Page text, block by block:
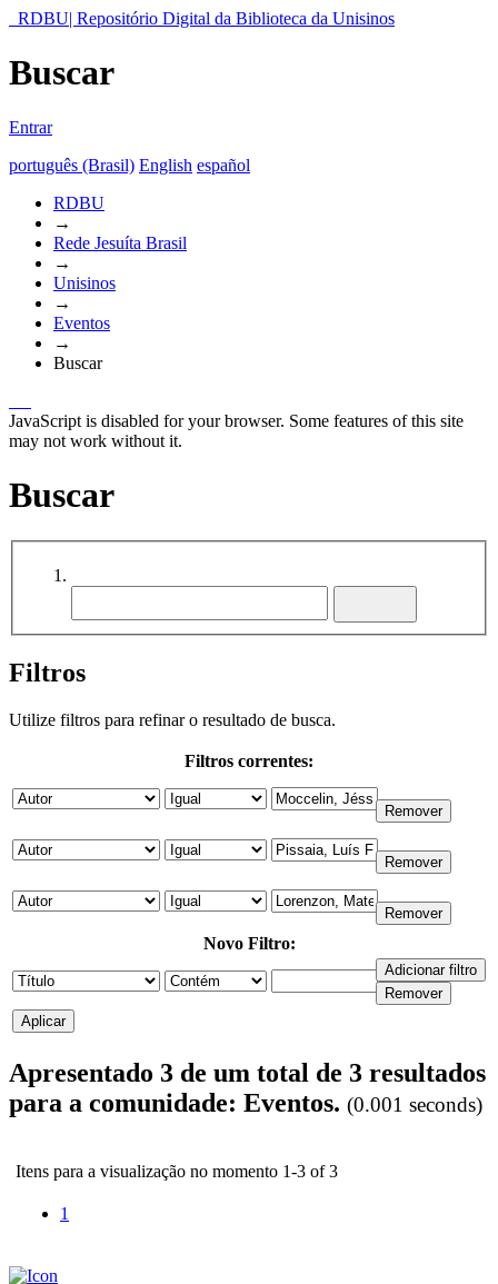
RDBU| Repositório Digital da Biblioteca da Unisinos
Buscar
Entrar
português (Brasil) English español
RDBU
→
Rede Jesuíta Brasil
→
Unisinos
→
Eventos
→
Buscar
JavaScript is disabled for your browser. Some features of this site
may not work without it.
Buscar
Filtros
Utilize filtros para refinar o resultado de busca.
Filtros correntes:
Novo Filtro:
Apresentado 3 de um total de 3 resultados
para a comunidade: Eventos. (0.001 seconds)
Itens para a visualização no momento 1-3 of 3
1